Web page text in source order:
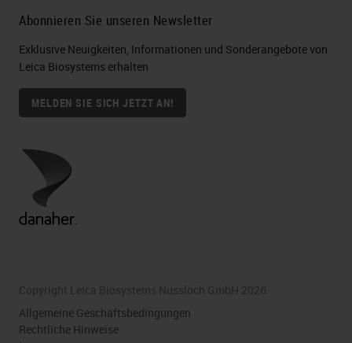
Abonnieren Sie unseren Newsletter
Exklusive Neuigkeiten, Informationen und Sonderangebote von
Leica Biosystems erhalten
MELDEN SIE SICH JETZT AN!
Copyright Leica Biosystems Nussloch GmbH 2026
Allgemeine Geschäftsbedingungen
Rechtliche Hinweise